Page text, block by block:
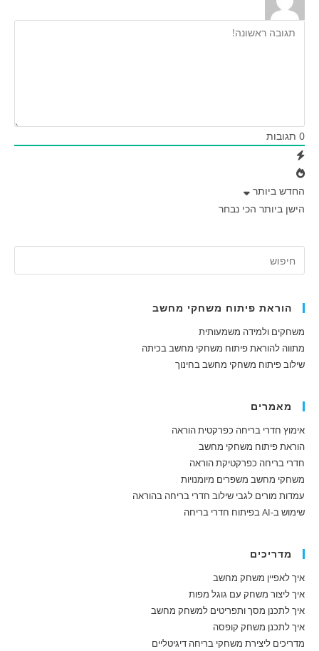
0 תגובות
החדש ביותר
הישן ביותר הכי נבחר
הוראת פיתוח משחקי מחשב
משחקים ולמידה משמעותית
מתווה להוראת פיתוח משחקי מחשב בכיתה
שילוב פיתוח משחקי מחשב בחינוך
מאמרים
אימוץ חדרי בריחה כפרקטית הוראה
הוראת פיתוח משחקי מחשב
חדרי בריחה כפרקטיקת הוראה
משחקי מחשב משפרים מיומנויות
עמדות מורים לגבי שילוב חדרי בריחה בהוראה
שימוש ב-AI בפיתוח חדרי בריחה
מדריכים
איך לאפיין משחק מחשב
איך ליצור משחק עם גוגל מפות
איך לתכנן מסך ותפריטים למשחק מחשב
איך לתכנן משחק קופסה
מדריכים ליצירת משחקי בריחה דיגיטליים